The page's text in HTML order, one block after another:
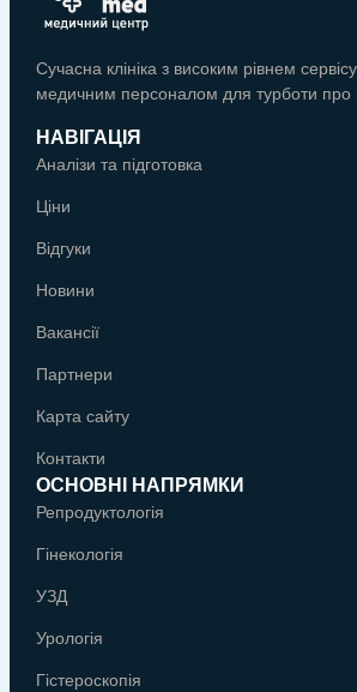
Сучасна клініка з високим рівнем
медичним персоналом для турботи про
НАВІГАЦІЯ
Аналізи та підготовка
Ціни
Відгуки
Новини
Вакансії
Партнери
Карта сайту
Контакти
ОСНОВНІ НАПРЯМКИ
Репродуктологія
Гінекологія
УЗД
Урологія
Гістероскопія